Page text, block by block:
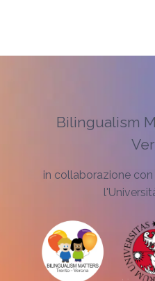
Bilingualism
in collaborazione